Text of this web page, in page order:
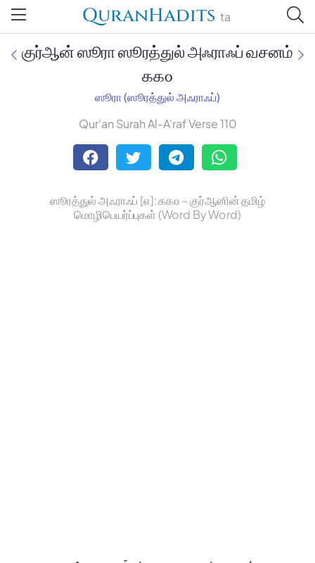
QuranHadits ta
Jan Trust Foundation
Mufti Omar Sheriff Qasimi,
குர்ஆன் ஸூரா ஸூரத்துல் அஃராஃப் வசனம்
௧௧௦
ஸூரா (ஸூரத்துல் அஃராஃப்)
Qur'an Surah Al-A'raf Verse 110
ஸூரத்துல் அஃராஃப் [௭]: ௧௧௦ ~ குர்ஆனின் தமிழ்
மொழிபெயர்ப்புகள் (Word By Word)